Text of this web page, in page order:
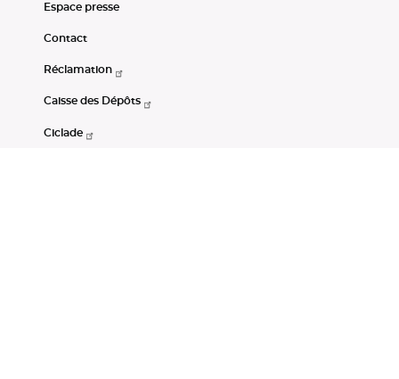
Espace presse
Contact
Réclamation
Caisse des Dépôts
Ciclade